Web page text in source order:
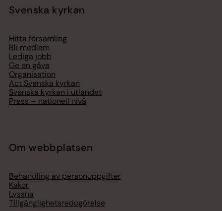
Svenska kyrkan
Hitta församling
Bli medlem
Lediga jobb
Ge en gåva
Organisation
Act Svenska kyrkan
Svenska kyrkan i utlandet
Press – nationell nivå
Om webbplatsen
Behandling av personuppgifter
Kakor
Lyssna
Tillgänglighetsredogörelse